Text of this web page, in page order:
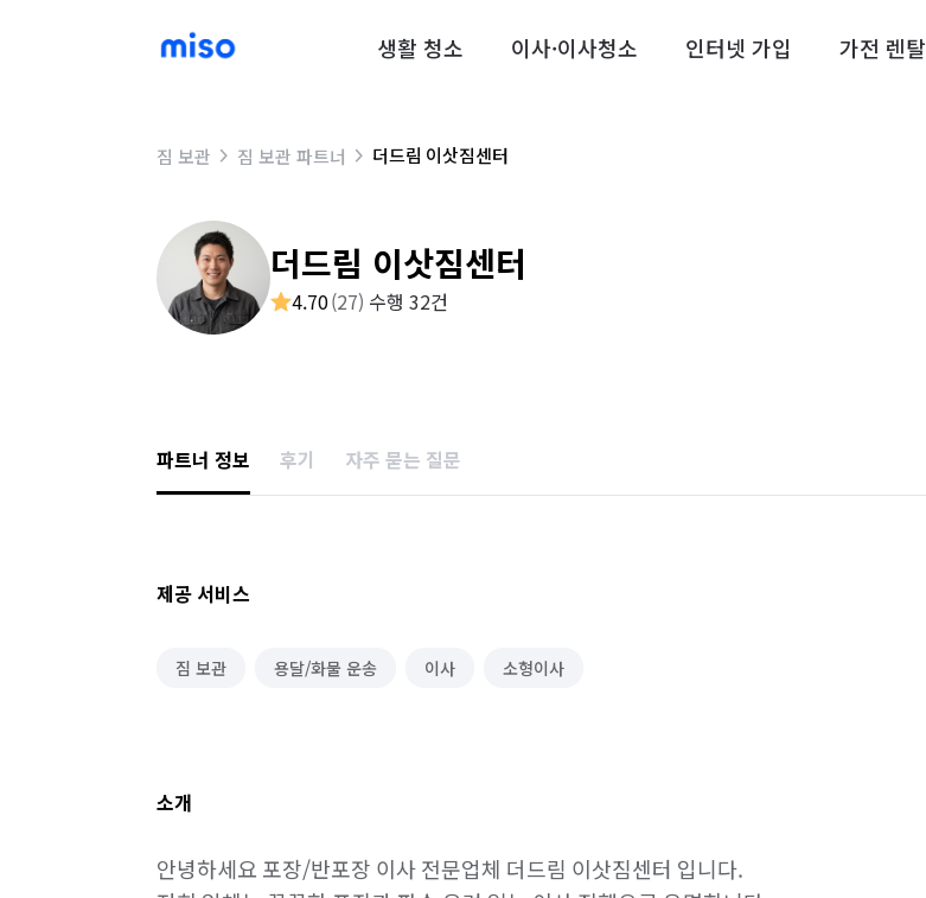
생활 청소 이사·이사청소 인터넷 가입 가전 렌탈
짐 보관 짐 보관 파트너 더드림 이삿짐센터
더드림 이삿짐센터
4.70(27) 수행 32건
파트너 정보 후기 자주 묻는 질문
제공 서비스
짐 보관 용달/화물 운송 이사 소형이사
소개
안녕하세요 포장/반포장 이사 전문업체 더드림 이삿짐센터 입니다.